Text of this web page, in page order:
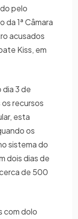
pelo
da 1ª Câmara
acusados
Kiss, em
3 de
recursos
esta
os
sistema do
dois dias de
de 500
com dolo